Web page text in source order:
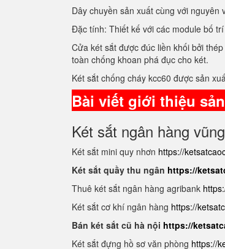
Dây chuyền sản xuất cùng với nguyên
Đặc tính: Thiết kế với các module bố
Cửa két sắt được đúc liền khối bởi
toàn chống khoan phá đục cho két.
Két sắt chống cháy kcc60 được sản
Bài viết giới thiệu
Két sắt ngân hàng
Két sắt mini quy nhơn https://
Két sắt quầy thu ngân https://
Thuê két sắt ngân hàng agribank
Két sắt cơ khí ngân hàng https://
Bán két sắt cũ hà nội https://
Két sắt đựng hồ sơ văn phòng https://